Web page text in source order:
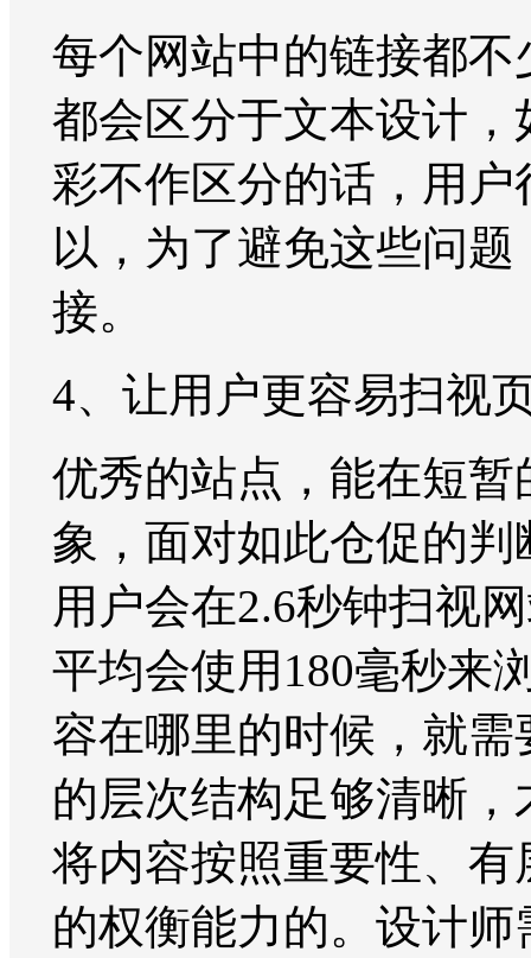
每个网站中的链接都
都会区分于文本设计
彩不作区分的话，用
以，为了避免这些问
接。
4、让用户更容易扫视
优秀的站点，能在短
象，面对如此仓促的
用户会在2.6秒钟扫视
平均会使用180毫秒来
容在哪里的时候，就
的层次结构足够清晰
将内容按照重要性、
的权衡能力的。设计